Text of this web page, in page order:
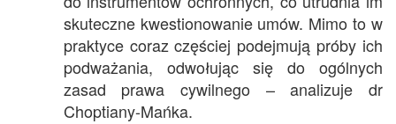
skuteczne kwestionowanie umów. Mimo to w
praktyce coraz częściej podejmują próby ich
podważania, odwołując się do ogólnych
zasad prawa cywilnego – analizuje dr
Choptiany-Mańka.